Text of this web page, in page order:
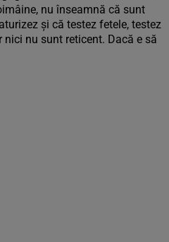
nu înseamnă că sunt
și că testez fetele, testez
nici nu sunt reticent. Dacă e să